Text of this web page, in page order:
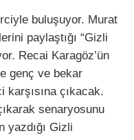
buluşuyor. Murat
paylaştığı “Gizli
Recai Karagöz’ün
genç ve bekar
çıkacak.
senaryosunu
yazdığı Gizli